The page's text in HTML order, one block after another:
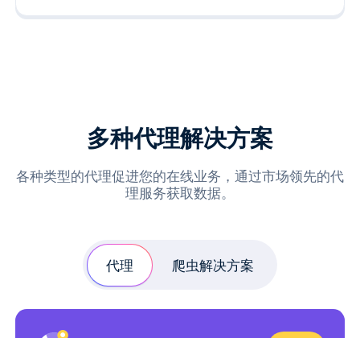
多种代理解决方案
各种类型的代理促进您的在线业务，通过市场领先的代
理服务获取数据。
代理 爬虫解决方案